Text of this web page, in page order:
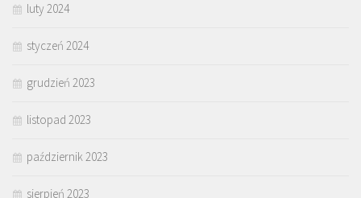
luty 2024
styczeń 2024
grudzień 2023
listopad 2023
październik 2023
sierpień 2023